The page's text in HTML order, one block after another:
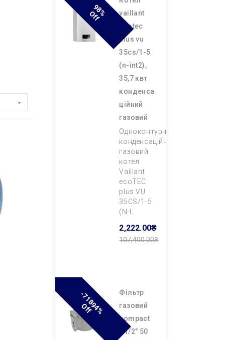
9
8
% O
F
F
vaillant
ecotec
plus vu
35cs/1-5
(n-int2),
35,7 квт
конденса
ційний
газовий
Одноконтурний
конденсаційний
газовий
котел
Vaillant
ecoTEC
plus VU
35CS/1-5
(N-I..
2,222.00₴
107,400.00₴
-
7
1
8
9
4
%
O
F
F
фільтр
газовий
compact
ø1/2″ 50